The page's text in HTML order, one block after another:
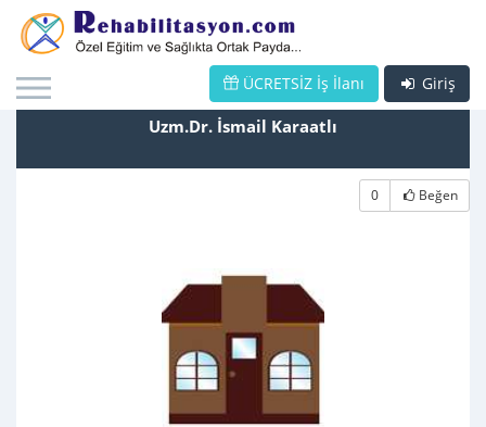
Giriş
ÜCRETSİZ İş İlanı
Uzm.Dr. İsmail Karaatlı
0 Beğen